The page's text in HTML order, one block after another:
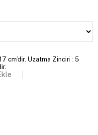
cm'dir. Uzatma Zinciri : 5